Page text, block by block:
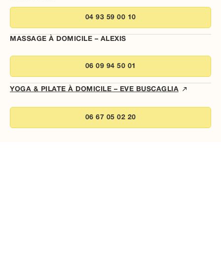
04 93 59 00 10
MASSAGE À DOMICILE – ALEXIS
06 09 94 50 01
YOGA & PILATE À DOMICILE – EVE BUSCAGLIA
06 67 05 02 20